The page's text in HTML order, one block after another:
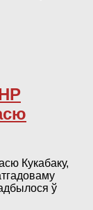
Кукабаку,
ў